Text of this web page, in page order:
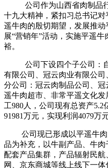
公司作为山西省肉制品
十九大精神，紧扣习总书记
遥牛肉的殷切期望，发展推
展“营销年”活动，实施平遥牛
裕。
公司下设四个子公司：
有限公司、冠云肉业有限公
分公司：冠云肉制品公司、
遥牛肉超市、非常平遥文化
工980人，公司现有总资产5.2
91981万元，实现利润4079万
公司现已形成以平遥牛
品为补充，以牛副产品、牛
配套产品集群，产品辐射民
网、京东商城等线上线下一体